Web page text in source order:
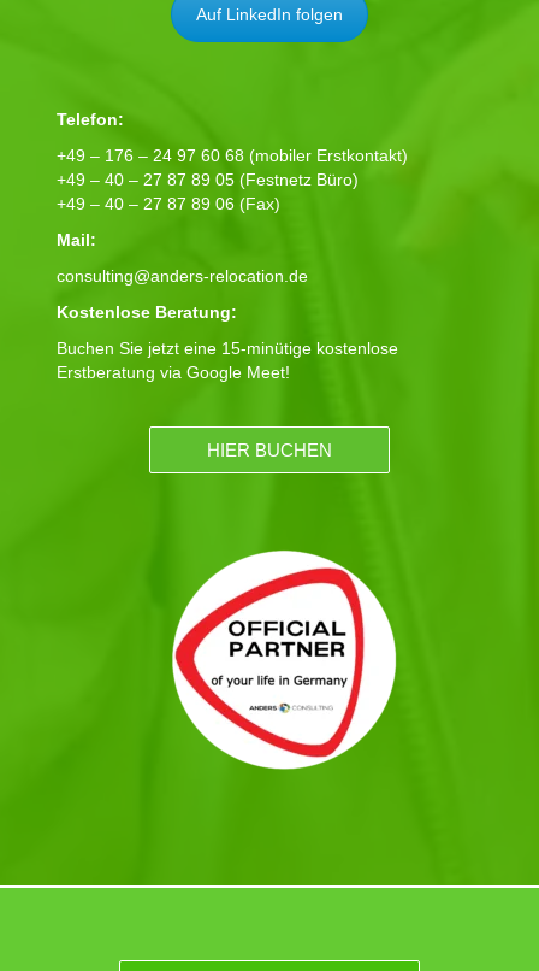
Auf LinkedIn folgen
Telefon:
+49 – 176 – 24 97 60 68 (mobiler Erstkontakt)
+49 – 40 – 27 87 89 05 (Festnetz Büro)
+49 – 40 – 27 87 89 06 (Fax)
Mail:
consulting@anders-relocation.de
Kostenlose Beratung:
Buchen Sie jetzt eine 15-minütige kostenlose
Erstberatung via Google Meet!
HIER BUCHEN